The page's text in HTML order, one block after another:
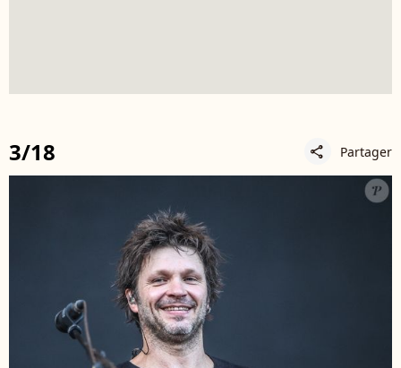
3/18 share Partager